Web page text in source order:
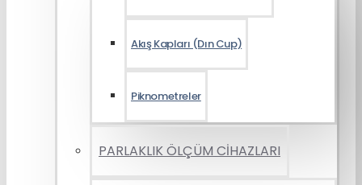
Akış Kapları (Dın Cup)
Piknometreler
PARLAKLIK ÖLÇÜM CİHAZLARI